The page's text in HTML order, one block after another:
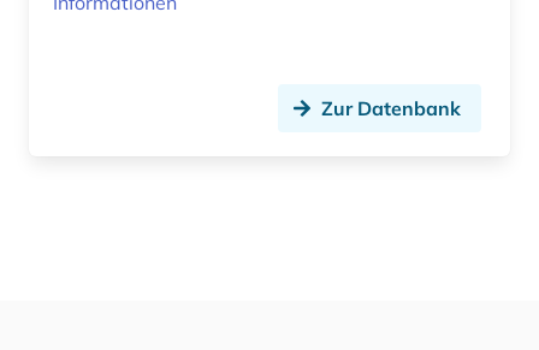
Zur Datenbank